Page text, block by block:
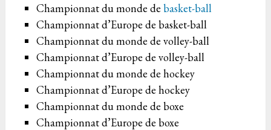
Championnat du monde debasket-ball
Championnat d’Europe de basket-ball
Championnat du monde de volley-ball
Championnat d’Europe de volley-ball
Championnat du monde de hockey
Championnat d’Europe de hockey
Championnat du monde de boxe
Championnat d’Europe de boxe